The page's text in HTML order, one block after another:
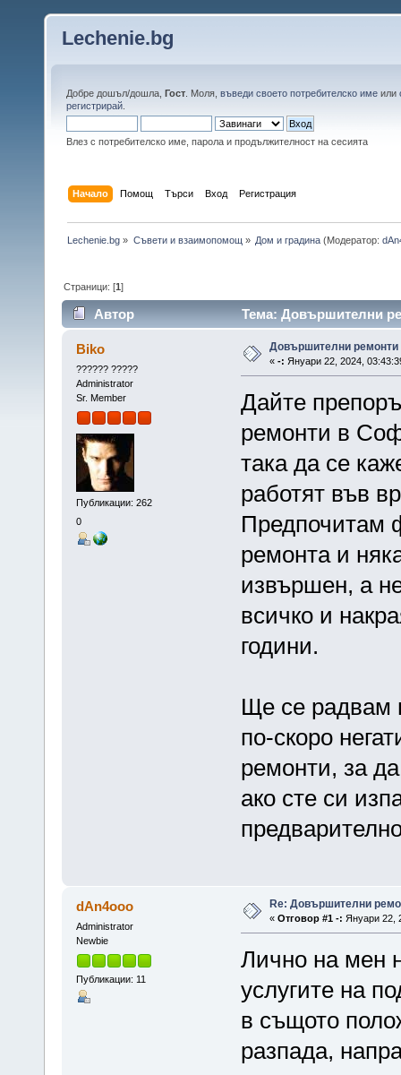
Lechenie.bg
Добре дошъл/дошла, Гост . Моля, въведи своето потребителско име или
регистрирай
Влез с потребителско име, парола и продължителност на сесията
Начало Помощ Търси Вход Регистрация
Lechenie.bg » Съвети и взаимопомощ » Дом и градина(Модератор:
Страници: [1]
Автор Тема: Довършителни
Biko
?????? ?????
Administrator
Sr. Member
Публикации: 262
0
Довършителни
« -: Януари 22, 2024,
Дайте
ремонти в
така да се
работят във
Предпочитам
ремонта и
извършен, а
всичко и
години.
Ще се радвам
по-скоро
ремонти, за
ако сте си
dAn4ooo
Administrator
Newbie
Публикации: 11
Re: Довършителни
« Отговор #1 -: Януари 22,
Лично на мен
услугите на
в същото
разпада,